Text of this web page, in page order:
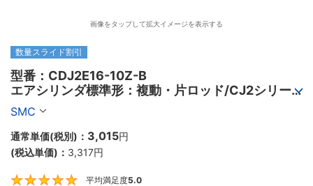
画像をタップして拡大イメージを表示する
数量スライド割引
型番：CDJ2E16-10Z-B
エアシリンダ標準形：複動・片ロッド/CJ2シリー
ズ
SMC
通常単価(税別)： 3,015円
(税込単価)： 3,317円
平均満足度5.0